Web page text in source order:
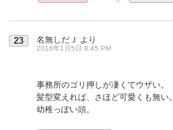
23 名無しだＪ より
2016年1月5日 8:45 PM
事務所のゴリ押しが凄くてウザい。
髪型変えれば、さほど可愛くも無い。
幼稚っぽい頭。